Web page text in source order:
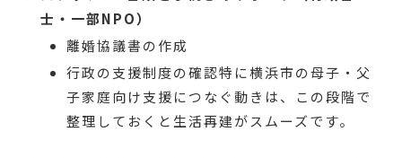
士・一部NPO）
離婚協議書の作成
行政の支援制度の確認特に横浜市の母子・父
子家庭向け支援につなぐ動きは、この段階で
整理しておくと生活再建がスムーズです。